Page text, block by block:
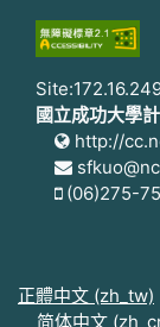
國立成功大學
http://
(06)275-
正體中文 ‎(zh_tw)‎
简体中文